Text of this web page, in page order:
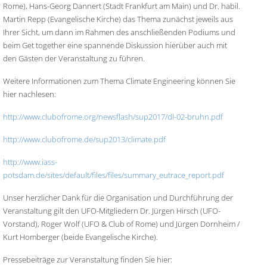
Rome), Hans-Georg Dannert (Stadt Frankfurt am Main) und Dr. habil.
Martin Repp (Evangelische Kirche) das Thema zunächst jeweils aus
Ihrer Sicht, um dann im Rahmen des anschließenden Podiums und
beim Get together eine spannende Diskussion hierüber auch mit
den Gästen der Veranstaltung zu führen.
Weitere Informationen zum Thema Climate Engineering können Sie
hier nachlesen:
http://www.clubofrome.org/newsflash/sup2017/dl-02-bruhn.pdf
http://www.clubofrome.de/sup2013/climate.pdf
http://www.iass-
potsdam.de/sites/default/files/files/summary_eutrace_report.pdf
Unser herzlicher Dank für die Organisation und Durchführung der
Veranstaltung gilt den UFO-Mitgliedern Dr. Jürgen Hirsch (UFO-
Vorstand), Roger Wolf (UFO & Club of Rome) und Jürgen Dornheim /
Kurt Homberger (beide Evangelische Kirche).
Pressebeiträge zur Veranstaltung finden Sie hier: